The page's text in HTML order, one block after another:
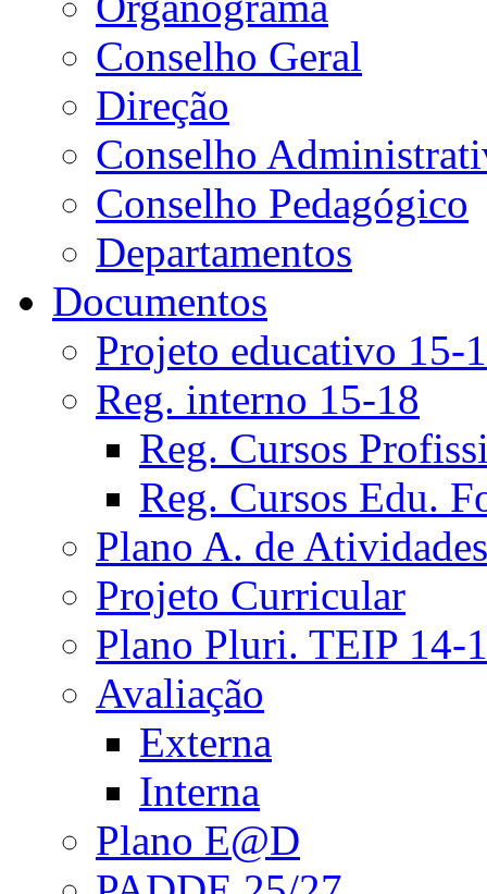
Conselho Geral
Direção
Conselho
Conselho Pedagógico
Departamentos
Documentos
Projeto educativo 15-
Reg. interno 15-18
Reg. Cursos
Reg. Cursos Edu.
Plano A. de Atividades
Projeto Curricular
Plano Pluri. TEIP 14-
Avaliação
Externa
Interna
Plano E@D